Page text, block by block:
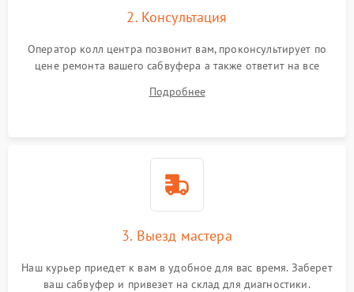
2. Консультация
Оператор колл центра позвонит вам, проконсультирует по
цене ремонта вашего сабвуфера а также ответит на все
Подробнее
3. Выезд мастера
Наш курьер приедет к вам в удобное для вас время. Заберет
ваш сабвуфер и привезет на склад для диагностики.